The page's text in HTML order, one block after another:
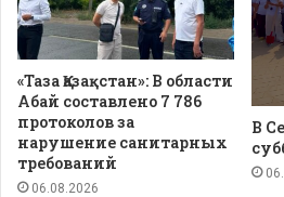
«Таза Қазақстан»: В области
Абай составлено 7 786
протоколов за
нарушение санитарных
требований
06.08.2026
В